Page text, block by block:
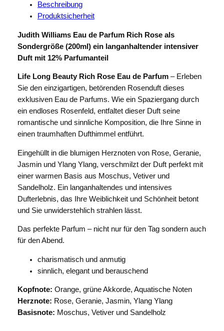
Beschreibung
Produktsicherheit
Judith Williams Eau de Parfum Rich Rose als
Sondergröße (200ml) ein langanhaltender intensiver
Duft mit 12% Parfumanteil
Life Long Beauty Rich Rose Eau de Parfum– Erleben
Sie den einzigartigen, betörenden Rosenduft dieses
exklusiven Eau de Parfums. Wie ein Spaziergang durch
ein endloses Rosenfeld, entfaltet dieser Duft seine
romantische und sinnliche Komposition, die Ihre Sinne in
einen traumhaften Dufthimmel entführt.
Eingehüllt in die blumigen Herznoten von Rose, Geranie,
Jasmin und Ylang Ylang, verschmilzt der Duft perfekt mit
einer warmen Basis aus Moschus, Vetiver und
Sandelholz. Ein langanhaltendes und intensives
Dufterlebnis, das Ihre Weiblichkeit und Schönheit betont
und Sie unwiderstehlich strahlen lässt.
Das perfekte Parfum – nicht nur für den Tag sondern auch
für den Abend.
charismatisch und anmutig
sinnlich, elegant und berauschend
Kopfnote: Orange, grüne Akkorde, Aquatische Noten
Herznote: Rose, Geranie, Jasmin, Ylang Ylang
Basisnote: Moschus, Vetiver und Sandelholz